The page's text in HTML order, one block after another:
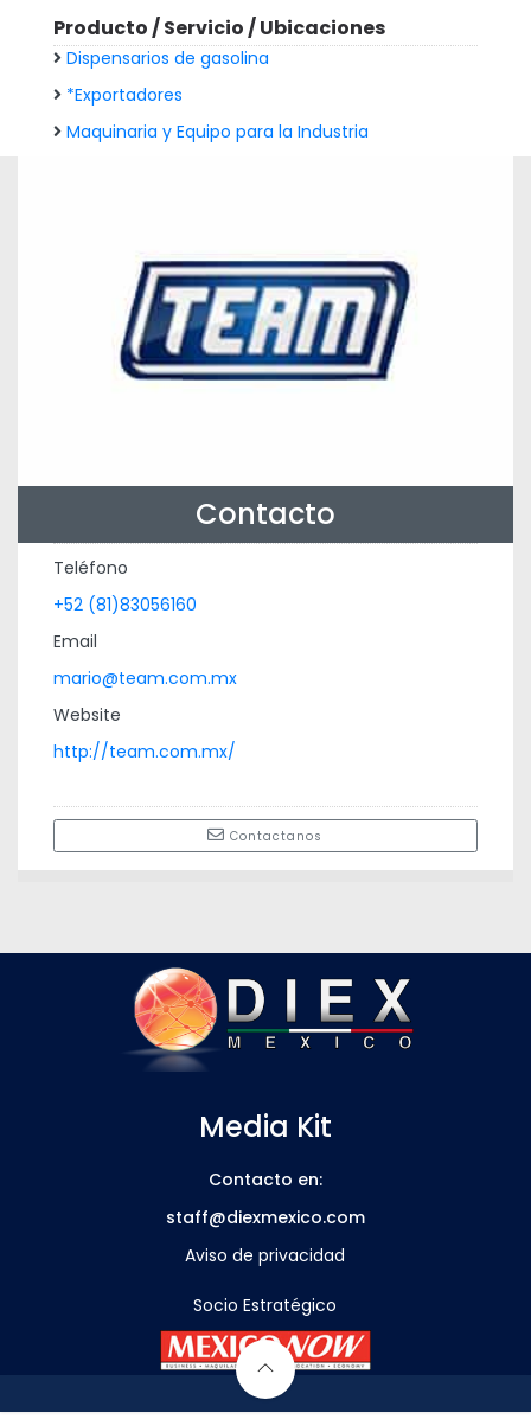
Producto / Servicio / Ubicaciones
Dispensarios de gasolina
*Exportadores
Maquinaria y Equipo para la Industria
Contacto
Teléfono
+52 (81)83056160
Email
mario@team.com.mx
Website
http://team.com.mx/
Contactanos
Media Kit
Contacto en:
staff@diexmexico.com
Aviso de privacidad
Socio Estratégico